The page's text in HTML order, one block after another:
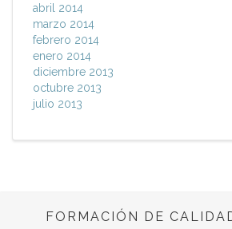
abril 2014
marzo 2014
febrero 2014
enero 2014
diciembre 2013
octubre 2013
julio 2013
FORMACIÓN DE